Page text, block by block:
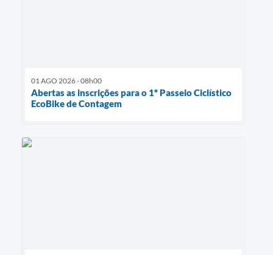
01 AGO 2026 - 08h00
Abertas as inscrições para o 1º Passeio Ciclístico
EcoBike de Contagem